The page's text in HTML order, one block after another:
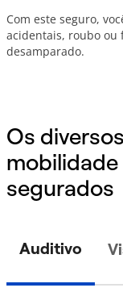
Com este seguro,
acidentais, roubo ou
desamparado.
Os
segurados
Auditivo